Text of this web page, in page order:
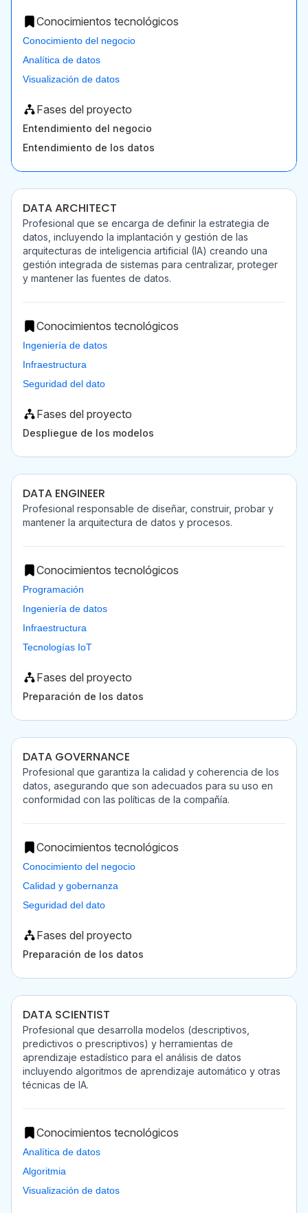
Conocimientos tecnológicos
Conocimiento del negocio
Analítica de datos
Visualización de datos
Fases del proyecto
Entendimiento del negocio
Entendimiento de los datos
DATA ARCHITECT
Profesional que se encarga de definir la estrategia de
datos, incluyendo la implantación y gestión de las
arquitecturas de inteligencia artificial (IA) creando una
gestión integrada de sistemas para centralizar, proteger
y mantener las fuentes de datos.
Conocimientos tecnológicos
Ingeniería de datos
Infraestructura
Seguridad del dato
Fases del proyecto
Despliegue de los modelos
DATA ENGINEER
Profesional responsable de diseñar, construir, probar y
mantener la arquitectura de datos y procesos.
Conocimientos tecnológicos
Programación
Ingeniería de datos
Infraestructura
Tecnologías IoT
Fases del proyecto
Preparación de los datos
DATA GOVERNANCE
Profesional que garantiza la calidad y coherencia de los
datos, asegurando que son adecuados para su uso en
conformidad con las políticas de la compañía.
Conocimientos tecnológicos
Conocimiento del negocio
Calidad y gobernanza
Seguridad del dato
Fases del proyecto
Preparación de los datos
DATA SCIENTIST
Profesional que desarrolla modelos (descriptivos,
predictivos o prescriptivos) y herramientas de
aprendizaje estadístico para el análisis de datos
incluyendo algoritmos de aprendizaje automático y otras
técnicas de IA.
Conocimientos tecnológicos
Analítica de datos
Algoritmia
Visualización de datos